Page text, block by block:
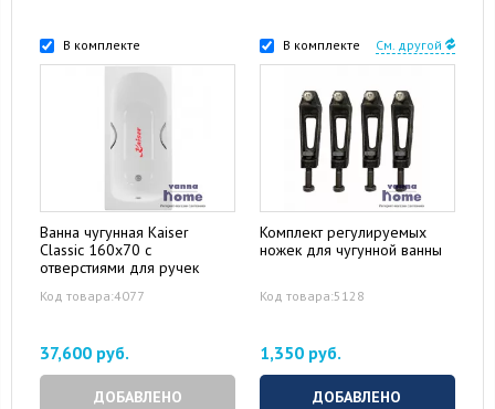
В комплекте
Ванна чугунная Kaiser
Classic 160х70 с
отверстиями для ручек
Код товара:4077
37,600 руб.
ДОБАВЛЕНО
В комплекте См. другой
Комплект регулируемых
ножек для чугунной ванны
Код товара:5128
1,350 руб.
ДОБАВЛЕНО